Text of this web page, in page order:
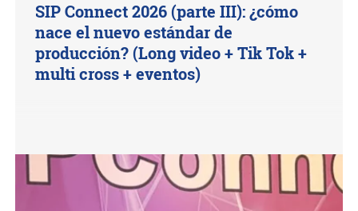
SIP Connect 2026 (parte III): ¿cómo
nace el nuevo estándar de
producción? (Long video + Tik Tok +
multi cross + eventos)